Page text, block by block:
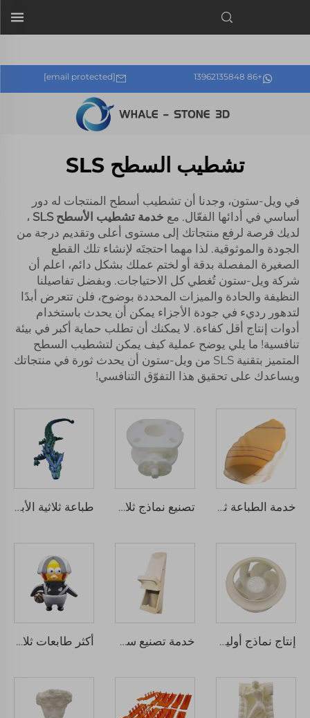
الخاص بنا، نقدّم حلولًا مخصصة تضمن المتانة والأداء العالي.">
+86 13962135848
[email protected]
تشطيب السطح SLS
في ويل-ستون، وجدنا أن تشطيب أسطح المنتجات له دور
أساسي في أدائها الفعّال. مع خدمة تشطيب الأسطح SLS
،
لديك فرصة لرفع منتجاتك إلى مستوى أعلى وتقديم درجة من
الجودة والموثوقية. لذا مهما احتجتَه لإنشاء تلك القطع
الصغيرة المفصلة بدقة أو لختم عملك بشكل دائم، اعلم أن
شركة ويل-ستون تُغطي كل الاحتياجات. وبفضل تفاصيلنا
النظيفة والحادة والميزات المحددة بوضوح، فلن تتعرض أبدًا
لتدهور رديء في جودة الأجزاء يمكن أن يحدث باستخدام
أدوات إنتاج أقل كفاءة. لا يمكنك أن تطلب حماية أكبر في بيئة
تنافسية! ما يلي يوضح عملية كيف يمكن لتشطيب السطح
المتميز بتقنية SLS من ويل-ستون أن يحدث ثورة في منتجاتك
ويساعدك على تحقيق هذا التفوّق التنافسي!
خدمة الطباعة ثلاثية الأبعاد المخصصة من FGF الدقة العالية النموذج الأول السريع الطباعة الصناعية المصنعة الدقيقة تصنيع نماذج ثلاثية الأبعاد مخصصة من البلاستيك ABS المعدني الشفاف الراتينج بواسطة خدمات الطباعة ثلاثية الأبعاد SLS/SLA طباعة ثلاثية الأبعاد لألعاب التنانين والأسداس باستخدام تقنية FDM مع خدمة نماذج أولية سريعة باستخدام PLA نموذج مفصل للألعاب النشطة
إنتاج نماذج أولية سريعة باستخدام خدمة الطباعة ثلاثية الأبعاد بالمادة الفوتوحسّاسة SLA في المصنع وفقًا للطلب خدمة تصنيع سريعة مخصصة باستخدام تقنية SLS ثلاثية الأبعاد من النيلون 3D مع عينات تصنيع دقيقة أكثر طابعات ثلاثية الأبعاد شهرة لدى مصنع محترف لتصنيع النماذج السريعة باستخدام راتنج متعدد الألوان بتقنية SLA